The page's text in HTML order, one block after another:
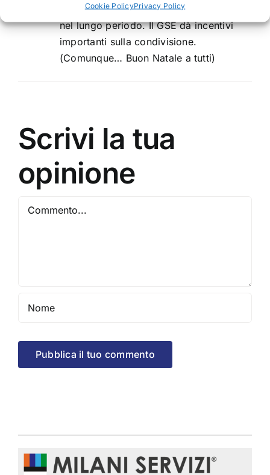
Cookie PolicyPrivacy Policy
Però i vantaggi economici sono enormi
nel lungo periodo. Il GSE dà incentivi
importanti sulla condivisione.
(Comunque… Buon Natale a tutti)
Scrivi la tua
opinione